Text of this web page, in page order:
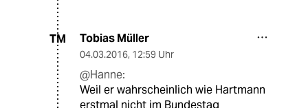
TM Tobias Müller
04.03.2016, 12:59 Uhr
@Hanne:
Weil er wahrscheinlich wie Hartmann